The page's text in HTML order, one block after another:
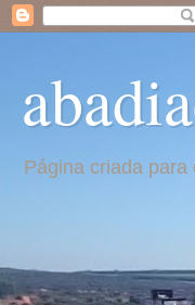
Página criada